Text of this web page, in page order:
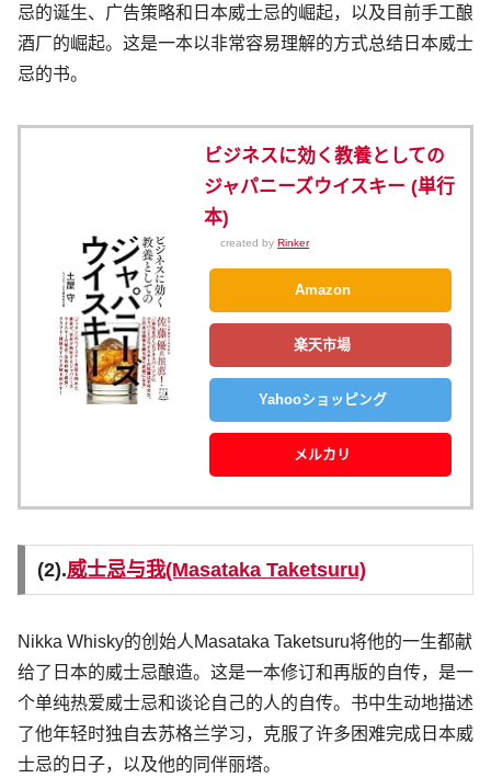
忌的诞生、广告策略和日本威士忌的崛起，以及目前手工酿
酒厂的崛起。这是一本以非常容易理解的方式总结日本威士
忌的书。
ビジネスに効く教養としての
ジャパニーズウイスキー (単行
本)
created by Rinker
Amazon
楽天市場
Yahooショッピング
メルカリ
(2).威士忌与我(Masataka Taketsuru)
Nikka Whisky的创始人Masataka Taketsuru将他的一生都献
给了日本的威士忌酿造。这是一本修订和再版的自传，是一
个单纯热爱威士忌和谈论自己的人的自传。书中生动地描述
了他年轻时独自去苏格兰学习，克服了许多困难完成日本威
士忌的日子，以及他的同伴丽塔。